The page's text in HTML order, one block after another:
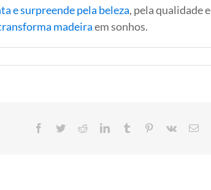
e surpreende pela beleza, pela qualidade e
madeiraem sonhos.
Facebook
TwitterRedditLinkedInTumblr Pinterest
Vk
E-